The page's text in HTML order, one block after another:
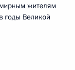
жителям
годы Великой